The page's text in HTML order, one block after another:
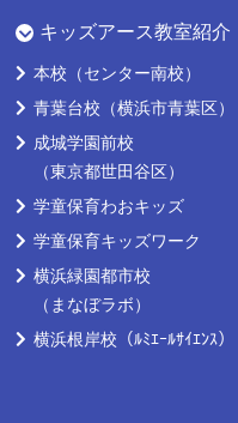
キッズアース教室紹介
本校 （センター南校）
青葉台校 （横浜市青葉区）
成城学園前校
（東京都世田谷区）
学童保育わおキッズ
学童保育キッズワーク
横浜緑園都市校
（まなぼラボ）
横浜根岸校 （ﾙﾐｴｰﾙｻｲｴﾝｽ）